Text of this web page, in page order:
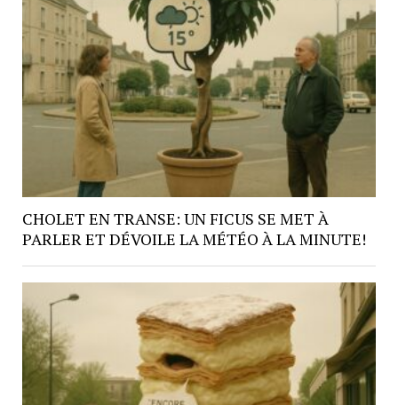
CHOLET EN TRANSE: UN FICUS SE MET À
PARLER ET DÉVOILE LA MÉTÉO À LA MINUTE!